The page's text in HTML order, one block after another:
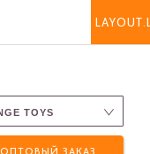
ОПТОВЫЙ ЗАКАЗ